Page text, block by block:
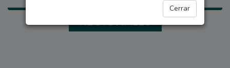
Cerrar
REGIONALES